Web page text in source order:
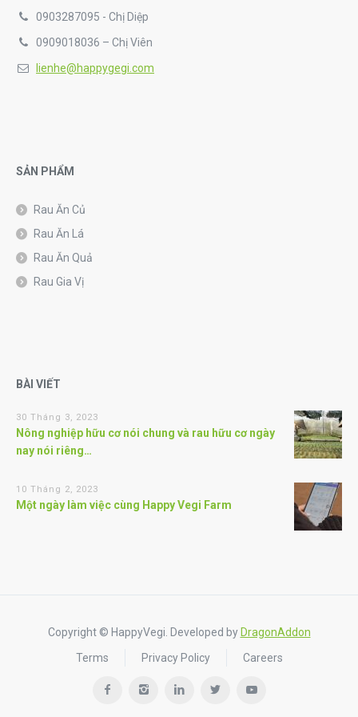
0903287095 - Chị Diệp
0909018036 – Chị Viên
lienhe@happygegi.com
SẢN PHẨM
Rau Ăn Củ
Rau Ăn Lá
Rau Ăn Quả
Rau Gia Vị
BÀI VIẾT
30 Tháng 3, 2023
Nông nghiệp hữu cơ nói chung và rau hữu cơ ngày
nay nói riêng…
10 Tháng 2, 2023
Một ngày làm việc cùng Happy Vegi Farm
Copyright © HappyVegi. Developed by DragonAddon
Terms
Privacy Policy Careers